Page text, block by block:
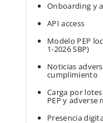
Onboarding y
API access
Modelo PEP
1-2026 SBP)
Noticias
cumplimiento
Carga por
PEP y adverse
Presencia